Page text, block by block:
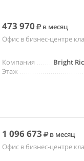
473 970 в месяц
Офис в бизнес-центре
Bright
Компания
Этаж
1 096 673 в месяц
Офис в бизнес-центре